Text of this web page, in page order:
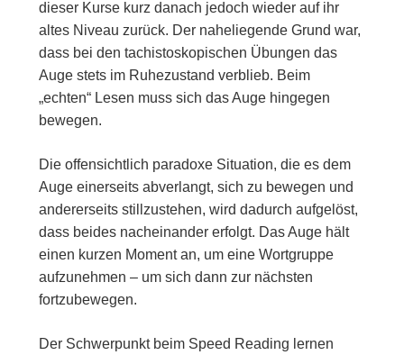
dieser Kurse kurz danach jedoch wieder auf ihr
altes Niveau zurück. Der naheliegende Grund war,
dass bei den tachistoskopischen Übungen das
Auge stets im Ruhezustand verblieb. Beim
„echten“ Lesen muss sich das Auge hingegen
bewegen.
Die offensichtlich paradoxe Situation, die es dem
Auge einerseits abverlangt, sich zu bewegen und
andererseits stillzustehen, wird dadurch aufgelöst,
dass beides nacheinander erfolgt. Das Auge hält
einen kurzen Moment an, um eine Wortgruppe
aufzunehmen – um sich dann zur nächsten
fortzubewegen.
Der Schwerpunkt beim Speed Reading lernen